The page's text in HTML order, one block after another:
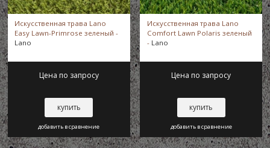
Искусственная трава Lano
Easy Lawn-Primrose зеленый -
Lano
Цена по запросу
купить
добавить в сравнение
Искусственная трава Lano
Comfort Lawn Polaris зеленый
- Lano
Цена по запросу
купить
добавить в сравнение